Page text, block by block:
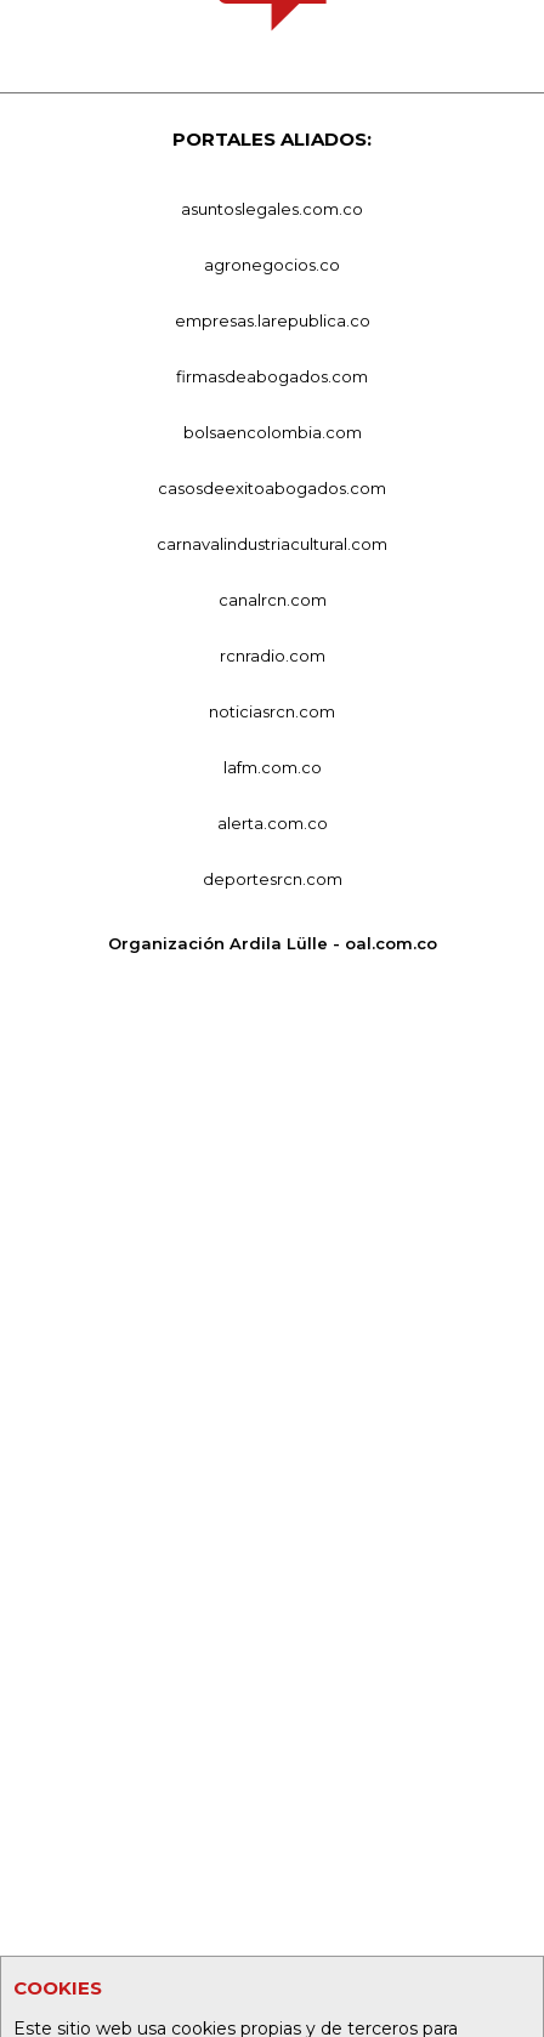
COOKIES
Este sitio web usa cookies propias y de terceros para
PORTALES ALIADOS:
asuntoslegales.com.co
agronegocios.co
empresas.larepublica.co
firmasdeabogados.com
bolsaencolombia.com
casosdeexitoabogados.com
carnavalindustriacultural.com
canalrcn.com
rcnradio.com
noticiasrcn.com
lafm.com.co
alerta.com.co
deportesrcn.com
Organización Ardila Lülle - oal.com.co